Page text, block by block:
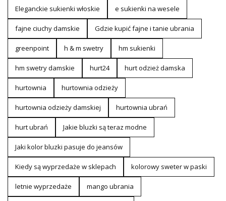
Eleganckie sukienki włoskie e sukienki na wesele
fajne ciuchy damskie Gdzie kupić fajne i tanie ubrania
greenpoint h & m swetry hm sukienki
hm swetry damskie hurt24 hurt odzież damska
hurtownia hurtownia odzieży
hurtownia odzieży damskiej hurtownia ubrań
hurt ubrań Jakie bluzki są teraz modne
Jaki kolor bluzki pasuje do jeansów
Kiedy są wyprzedaże w sklepach kolorowy sweter w paski
letnie wyprzedaże mango ubrania